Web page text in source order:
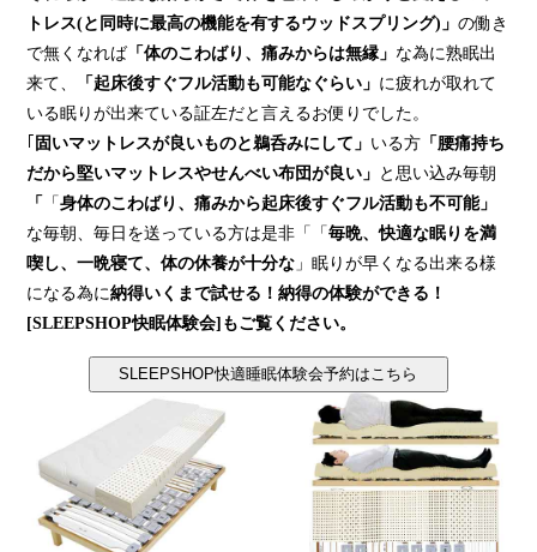
トレス(と同時に最高の機能を有するウッドスプリング) 」 の働き
で無くなれば「体のこわばり、痛みからは無縁」 な為に熟眠出
来て、
「起床後すぐフル活動も可能なぐらい」 に疲れが取れて
いる眠りが出来ている証左だと言えるお便りでした。
固いマットレスが良いものと鵜呑みにして」 いる方「腰痛持ち
だから堅いマットレスやせんべい布団が良い」 と思い込み毎朝
「 「身体のこわばり、痛みから起床後すぐフル活動も不可能」
な毎朝、毎日を送っている方は是非「「毎晩、快適な眠りを満
喫し、一晩寝て、体の休養が十分な」眠りが早くなる出来る様
になる為に納得いくまで試せる！納得の体験ができる！
[SLEEPSHOP快眠体験会] もご覧ください。